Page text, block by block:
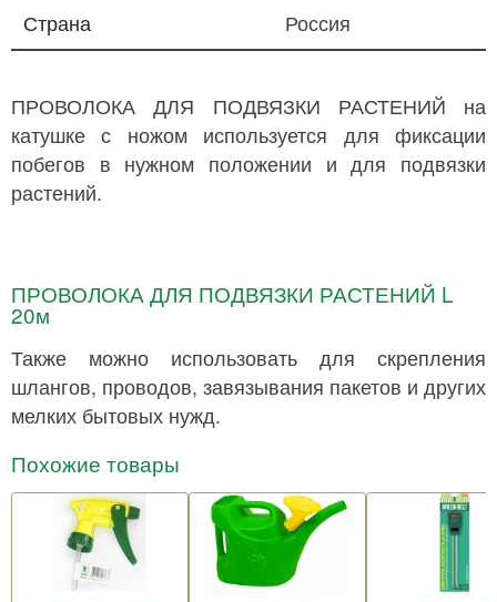
Страна
Россия
ПРОВОЛОКА ДЛЯ ПОДВЯЗКИ РАСТЕНИЙ на
катушке с ножом используется для фиксации
побегов в нужном положении и для подвязки
растений.
ПРОВОЛОКА ДЛЯ ПОДВЯЗКИ РАСТЕНИЙ L
20м
Также можно использовать для скрепления
шлангов, проводов, завязывания пакетов и других
мелких бытовых нужд.
Похожие товары